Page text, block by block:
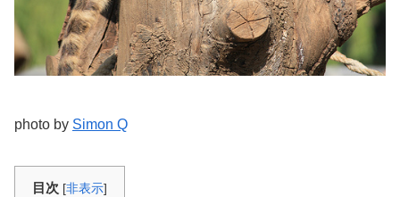
photo by Simon Q
目次 [非表示]